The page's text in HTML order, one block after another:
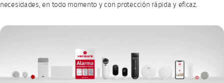
necesidades, en todo momento y con protección rápida y eficaz.